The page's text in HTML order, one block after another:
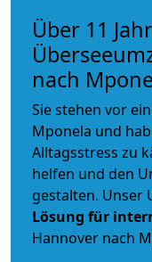
Über 11
nach
Sie stehen vor
Mponela und
Alltagsstress zu
helfen und den
gestalten. Unser
Lösung für
Hannover nach